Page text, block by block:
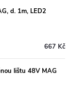
d. 1m, LED2
667 Kč
lištu 48V MAG